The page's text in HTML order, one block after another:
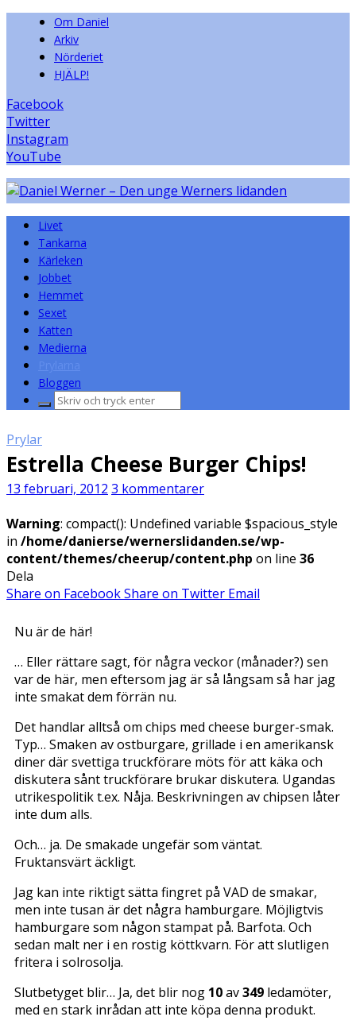
Om Daniel
Arkiv
Nörderiet
HJÄLP!
Facebook
Twitter
Instagram
YouTube
Livet
Tankarna
Kärleken
Jobbet
Hemmet
Sexet
Katten
Medierna
Bloggen
Sök
Prylar
Estrella Cheese Burger Chips!
13 februari, 2012 3 kommentarer
Warning: compact(): Undefined variable $spacious_style
in /home/danierse/wernerslidanden.se/wp-
content/themes/cheerup/content.php on line 36
Dela
Share on FacebookShare on Twitter Email
Nu är de här!
… Eller rättare sagt, för några veckor (månader?) sen
var de här, men eftersom jag är så långsam så har jag
inte smakat dem förrän nu.
Det handlar alltså om chips med cheese burger-smak.
Typ… Smaken av ostburgare, grillade i en amerikansk
diner där svettiga truckförare möts för att käka och
diskutera sånt truckförare brukar diskutera. Ugandas
utrikespolitik t.ex. Nåja. Beskrivningen av chipsen låter
inte dum alls.
Och… ja. De smakade ungefär som väntat.
Fruktansvärt äckligt.
Jag kan inte riktigt sätta fingret på VAD de smakar,
men inte tusan är det några hamburgare. Möjligtvis
hamburgare som någon stampat på. Barfota. Och
sedan malt ner i en rostig köttkvarn. För att slutligen
fritera i solrosolja.
Slutbetyget blir… Ja, det blir nog 10av349 ledamöter,
med en stark inrådan att inte köpa denna produkt.